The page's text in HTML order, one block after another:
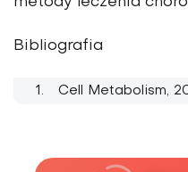
metody leczenia
Bibliografia
Cell Metabolism,